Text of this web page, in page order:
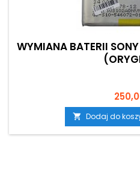
WYMIANA BATERII
Cena
 Dodaj do